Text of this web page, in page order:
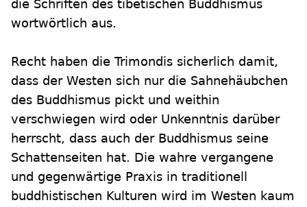
die Schriften des tibetischen Buddhismus
wortwörtlich aus.
Recht haben die Trimondis sicherlich damit,
dass der Westen sich nur die Sahnehäubchen
des Buddhismus pickt und weithin
verschwiegen wird oder Unkenntnis darüber
herrscht, dass auch der Buddhismus seine
Schattenseiten hat. Die wahre vergangene
und gegenwärtige Praxis in traditionell
buddhistischen Kulturen wird im Westen kaum